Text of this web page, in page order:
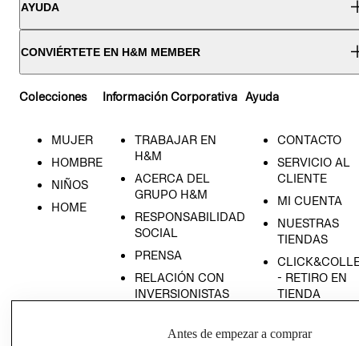
AYUDA
CONVIÉRTETE EN H&M MEMBER
Colecciones
MUJER
HOMBRE
NIÑOS
HOME
Información Corporativa
TRABAJAR EN
H&M
ACERCA DEL
GRUPO H&M
RESPONSABILIDAD
SOCIAL
PRENSA
RELACIÓN CON
INVERSIONISTAS
EMPRESARIAL
Ayuda
CONTACTO
SERVICIO AL
CLIENTE
MI CUENTA
NUESTRAS
TIENDAS
- RETIRO EN
TIENDA
CONDICIONES
Antes de empezar a comprar